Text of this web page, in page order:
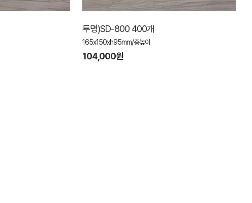
투명)SD-800 400개
165x150xh95mm/총높이
104,000원